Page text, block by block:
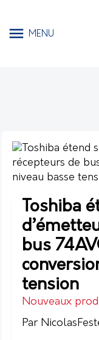
MENU
Toshiba
bus
tension
Nouveaux
Par